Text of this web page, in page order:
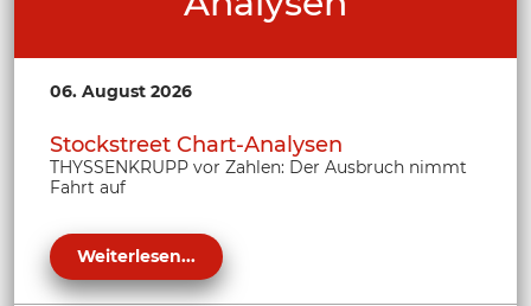
06. August 2026
Stockstreet Chart-Analysen
THYSSENKRUPP vor Zahlen: Der Ausbruch nimmt
Fahrt auf
Weiterlesen...